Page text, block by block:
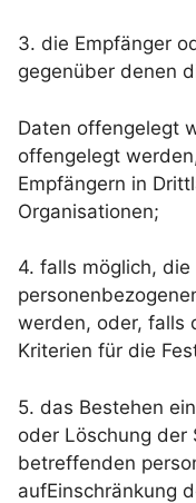
3. die Empfänger
gegenüber denen
Daten offengelegt
offengelegt
Empfängern in
Organisationen;
4. falls möglich,
werden, oder, falls
Kriterien für die
5. das Bestehen
oder Löschung der
betreffenden
aufEinschränkung